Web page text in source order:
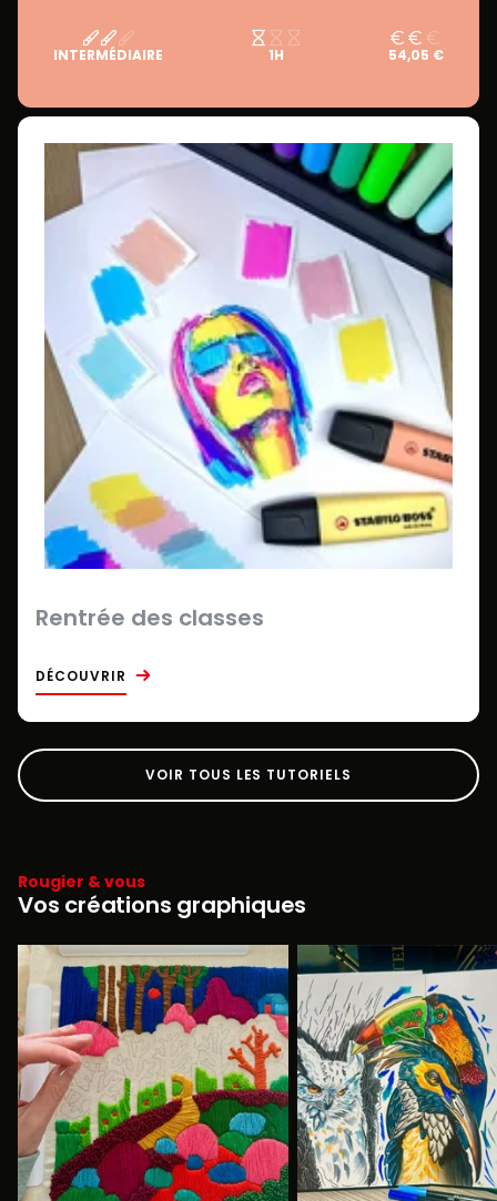
INTERMÉDIAIRE 1H 54,05 €
Rentrée des classes
DÉCOUVRIR
VOIR TOUS LES TUTORIELS
Rougier & vous
Vos créations graphiques